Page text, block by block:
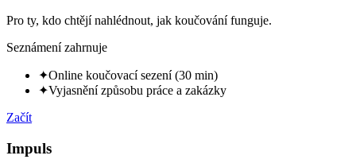
Pro ty, kdo chtějí nahlédnout, jak koučování funguje.
Seznámení zahrnuje
✦Online koučovací sezení (30 min)
✦Vyjasnění způsobu práce a zakázky
Začít
Impuls